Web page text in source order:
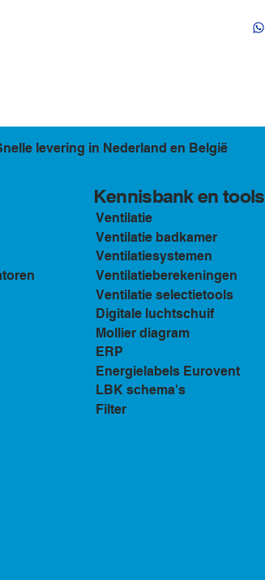
levering in Nederland en België
Kennisbank en tools
Ventilatie
Ventilatie badkamer
Ventilatiesystemen
Ventilatieberekeningen
Ventilatie selectietools
Digitale luchtschuif
Mollier diagram
ERP
Energielabels Eurovent
LBK schema's
Filter